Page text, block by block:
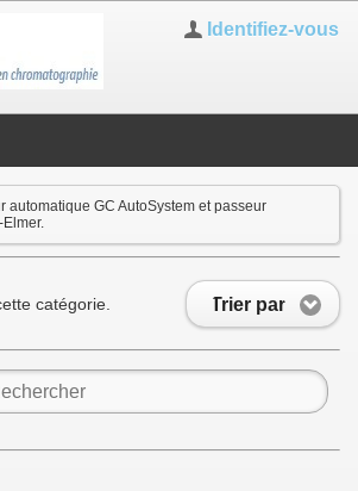
Identifiez-vous
automatique GC AutoSystem et passeur
Trier par
catégorie.